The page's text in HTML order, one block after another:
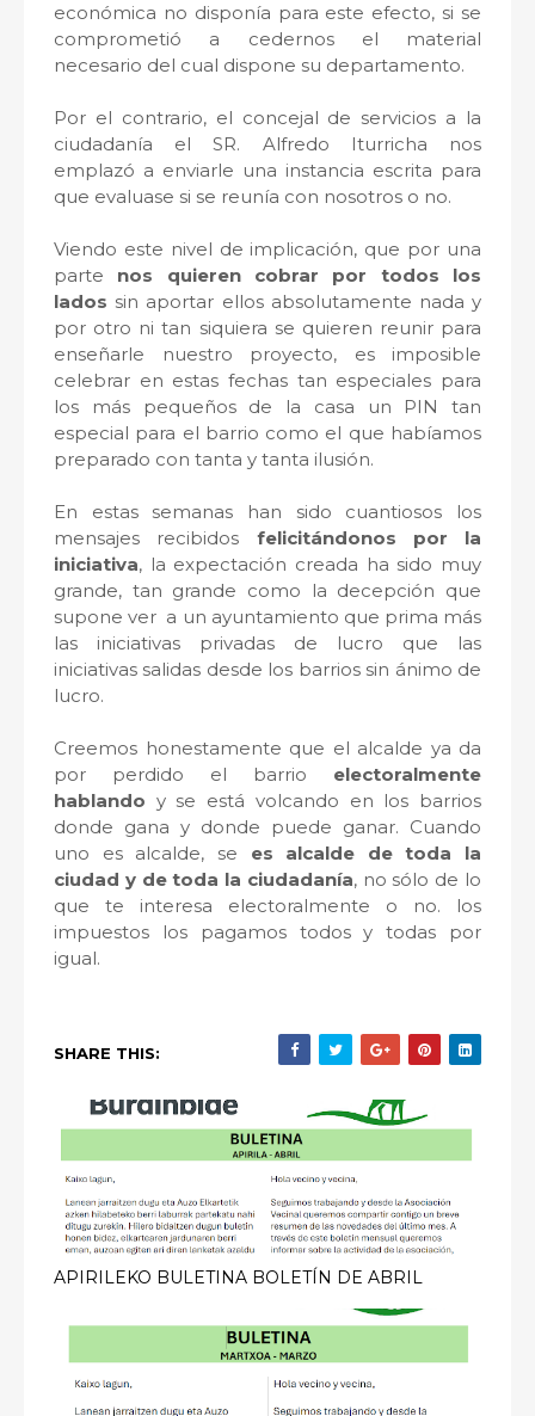
económica no disponía para este efecto, si se
comprometió a cedernos el material
necesario del cual dispone su departamento.
Por el contrario, el concejal de servicios a la
ciudadanía el SR. Alfredo Iturricha nos
emplazó a enviarle una instancia escrita para
que evaluase si se reunía con nosotros o no.
Viendo este nivel de implicación, que por una
parte nos quieren cobrar por todos los
lados sin aportar ellos absolutamente nada y
por otro ni tan siquiera se quieren reunir para
enseñarle nuestro proyecto, es imposible
celebrar en estas fechas tan especiales para
los más pequeños de la casa un PIN tan
especial para el barrio como el que habíamos
preparado con tanta y tanta ilusión.
En estas semanas han sido cuantiosos los
mensajes recibidos felicitándonos por la
iniciativa, la expectación creada ha sido muy
grande, tan grande como la decepción que
supone ver a un ayuntamiento que prima más
las iniciativas privadas de lucro que las
iniciativas salidas desde los barrios sin ánimo de
lucro.
Creemos honestamente que el alcalde ya da
por perdido el barrio electoralmente
hablando y se está volcando en los barrios
donde gana y donde puede ganar. Cuando
uno es alcalde, se es alcalde de toda la
ciudad y de toda la ciudadanía, no sólo de lo
que te interesa electoralmente o no. los
impuestos los pagamos todos y todas por
igual.
SHARE THIS:
APIRILEKO BULETINA BOLETÍN DE ABRIL